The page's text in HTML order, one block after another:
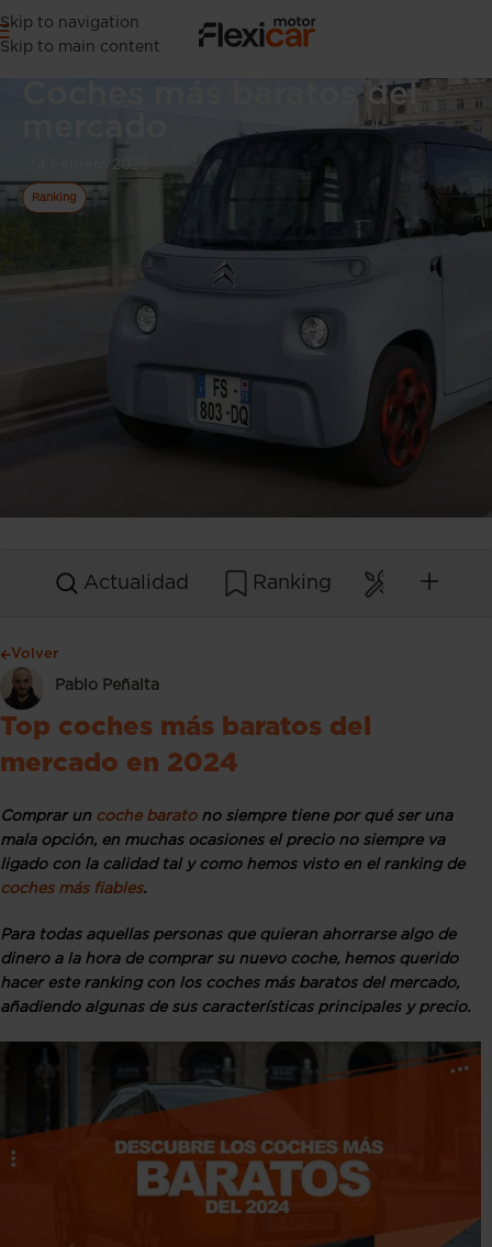
Skip to navigation
Skip to main content
Coches más baratos del
24 Febrero 2025
Ranking
Actualidad Ranking
Volver
Pablo Peñalta
Top coches más baratos del
mercado en 2024
Comprar un coche baratono siempre tiene por qué ser una
mala opción, en muchas ocasiones el precio no siempre va
ligado con la calidad tal y como hemos visto en el ranking de
coches más fiables.
Para todas aquellas personas que quieran ahorrarse algo de
dinero a la hora de comprar su nuevo coche, hemos querido
hacer este ranking con los coches más baratos del mercado,
añadiendo algunas de sus características principales y precio.